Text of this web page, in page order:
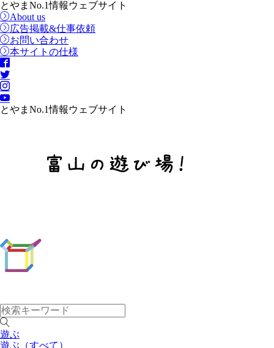
とやまNo.1情報ウェブサイト
About us
広告掲載&仕事依頼
お問い合わせ
本サイトの仕様
とやまNo.1情報ウェブサイト
遊ぶ
遊ぶ （すべて）